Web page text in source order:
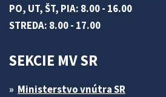
PO, UT, ŠT, PIA: 8.00 - 16.00
STREDA: 8.00 - 17.00
SEKCIE MV SR
Ministerstvo vnútra SR